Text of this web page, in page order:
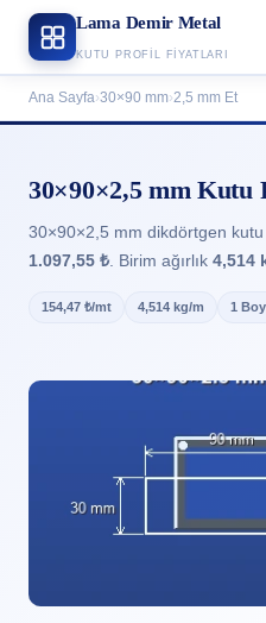
Lama Demir Metal
KUTU PROFIL FIYATLARI
Ana Sayfa›30×90 mm›2,5 mm Et
30×90×2,5 mm Kutu
30×90×2,5 mm dikdörtgen
1.097,55 ₺ . Birim ağırlık 4,514
154,47 ₺/mt 4,514 kg/m 1